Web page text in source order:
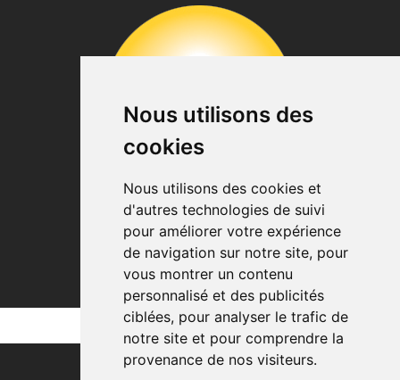
Nous utilisons des
cookies
Nous utilisons des cookies et
d'autres technologies de suivi
pour améliorer votre expérience
de navigation sur notre site, pour
vous montrer un contenu
personnalisé et des publicités
ciblées, pour analyser le trafic de
notre site et pour comprendre la
provenance de nos visiteurs.